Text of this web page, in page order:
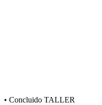
• Concluido TALLER